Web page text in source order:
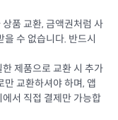
품 교환, 금액권처럼 사
수 없습니다. 반드시
제품으로 교환 시 추가
만 교환하셔야 하며, 앱
서 직접 결제만 가능합